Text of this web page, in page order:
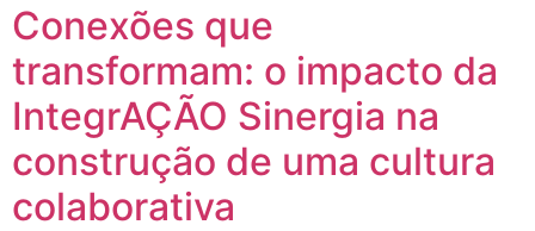
Conexões que
transformam: o impacto da
IntegrAÇÃO Sinergia na
construção de uma cultura
colaborativa